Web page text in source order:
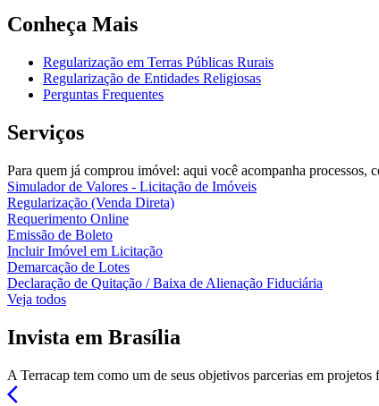
Conheça Mais
Regularização em Terras Públicas Rurais
Regularização de Entidades Religiosas
Perguntas Frequentes
Serviços
Para quem já comprou imóvel: aqui você acompanha processos,
Simulador de Valores - Licitação de Imóveis
Regularização (Venda Direta)
Requerimento Online
Emissão de Boleto
Incluir Imóvel em Licitação
Demarcação de Lotes
Declaração de Quitação / Baixa de Alienação Fiduciária
Veja todos
Invista em Brasília
A Terracap tem como um de seus objetivos parcerias em
arrow_back_ios